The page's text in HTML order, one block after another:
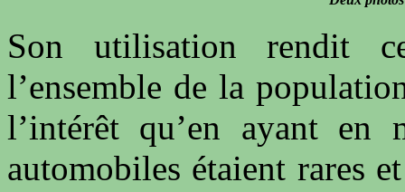
Son utilisation rendit
l’ensemble de la
l’intérêt qu’en ayant en
automobiles étaient rares